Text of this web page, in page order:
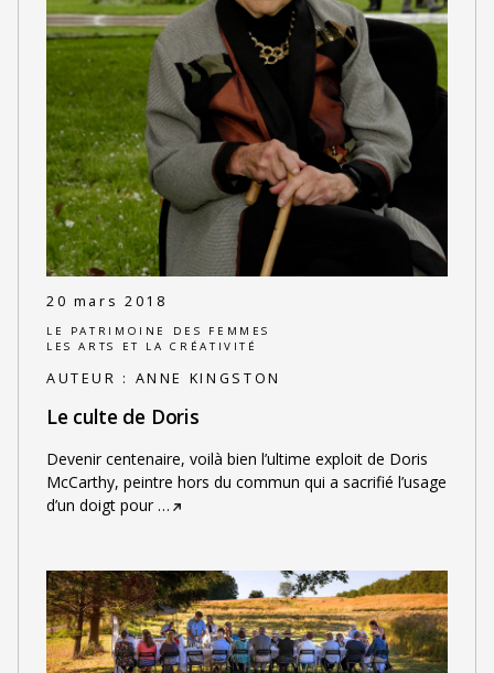
20 mars 2018
LE PATRIMOINE DES FEMMES
LES ARTS ET LA CRÉATIVITÉ
AUTEUR : ANNE KINGSTON
Le culte de Doris
Devenir centenaire, voilà bien l’ultime exploit de Doris
McCarthy, peintre hors du commun qui a sacrifié l’usage
d’un doigt pour…